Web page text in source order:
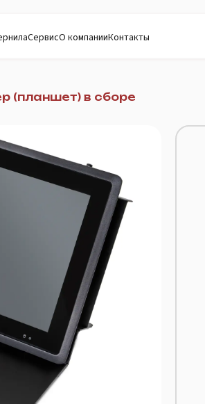
СервисО компанииКонтакты
(планшет) в сборе